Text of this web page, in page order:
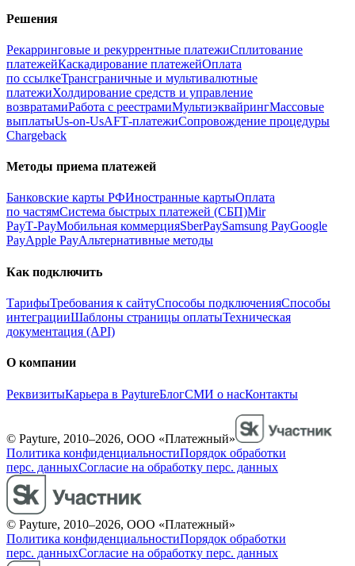
Решения
Рекарринговые и рекуррентные платежиСплитование
платежейКаскадирование платежейОплата
по ссылкеТрансграничные и мультивалютные
платежиХолдирование средств и управление
возвратамиРабота с реестрамиМультиэквайрингМассовые
выплатыUs-on-UsAFT‑платежиСопровождение процедуры
Chargeback
Методы приема платежей
Банковские карты РФИностранные картыОплата
по частямСистема быстрых платежей (СБП)Mir
PayT‑PayМобильная коммерцияSberPaySamsung PayGoogle
PayApple PayАльтернативные методы
Как подключить
ТарифыТребования к сайтуСпособы подключенияСпособы
интеграцииШаблоны страницы оплатыТехническая
документация (API)
О компании
РеквизитыКарьера в PaytureБлогСМИ о насКонтакты
© Payture, 2010–2026, ООО «Платежный»
Политика конфиденциальностиПорядок обработки
перс. данныхСогласие на обработку перс. данных
© Payture, 2010–2026, ООО «Платежный»
Политика конфиденциальностиПорядок обработки
перс. данныхСогласие на обработку перс. данных